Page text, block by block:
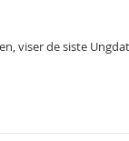
viser de siste